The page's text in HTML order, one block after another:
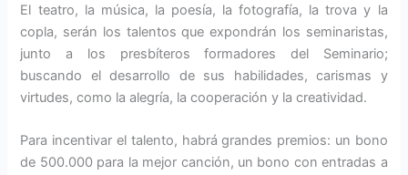
El teatro, la música, la poesía, la fotografía, la trova y la
copla, serán los talentos que expondrán los seminaristas,
junto a los presbíteros formadores del Seminario;
buscando el desarrollo de sus habilidades, carismas y
virtudes, como la alegría, la cooperación y la creatividad.
Para incentivar el talento, habrá grandes premios: un bono
de 500.000 para la mejor canción, un bono con entradas a